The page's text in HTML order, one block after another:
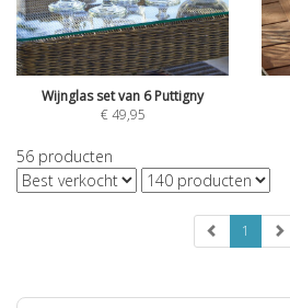
Wijnglas set van 6 Puttigny
€49,95
56 producten
1